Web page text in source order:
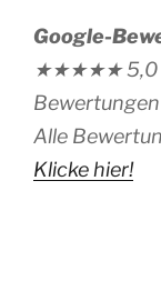
Google-
★★★★★5,0
Bewertungen
Alle
Klicke hier!